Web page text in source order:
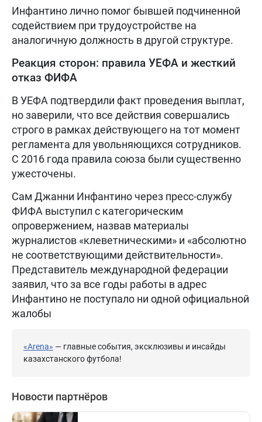
Инфантино лично помог бывшей подчиненной
содействием при трудоустройстве на
аналогичную должность в другой структуре.
Реакция сторон: правила УЕФА и жесткий
отказ ФИФА
В УЕФА подтвердили факт проведения выплат,
но заверили, что все действия совершались
строго в рамках действующего на тот момент
регламента для увольняющихся сотрудников.
С 2016 года правила союза были существенно
ужесточены.
Сам Джанни Инфантино через пресс-службу
ФИФА выступил с категорическим
опровержением, назвав материалы
журналистов «клеветническими» и «абсолютно
не соответствующими действительности».
Представитель международной федерации
заявил, что за все годы работы в адрес
Инфантино не поступало ни одной официальной
жалобы
«Arena» — главные события, эксклюзивы и инсайды
казахстанского футбола!